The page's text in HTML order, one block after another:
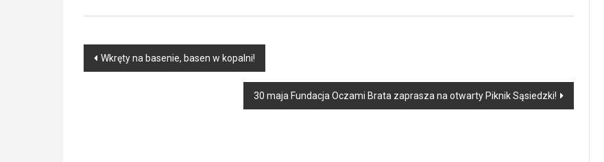
Post
Wkręty na basenie, basen w kopalni!
30 maja Fundacja Oczami Brata zaprasza na otwarty Piknik Sąsiedzki!